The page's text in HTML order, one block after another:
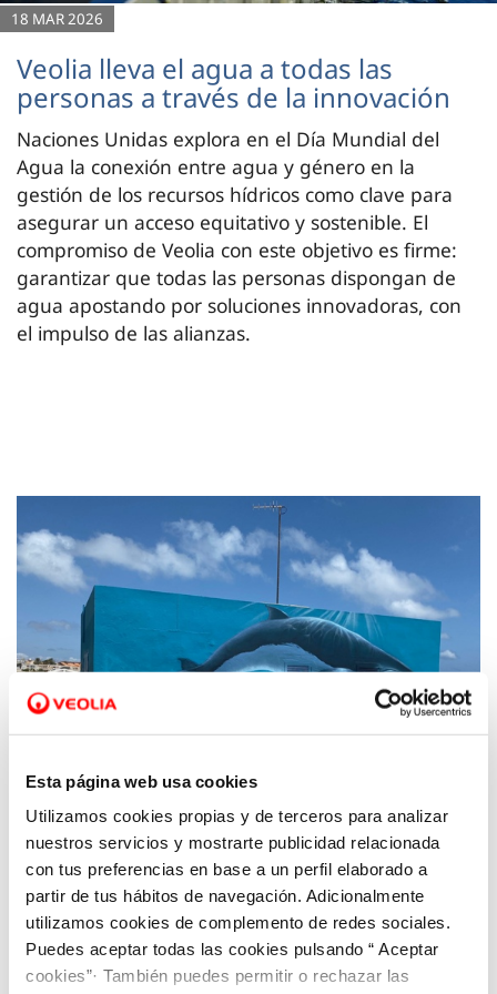
Esta página web usa cookies
Utilizamos cookies propias y de terceros para analizar
nuestros servicios y mostrarte publicidad relacionada
con tus preferencias en base a un perfil elaborado a
partir de tus hábitos de navegación. Adicionalmente
utilizamos cookies de complemento de redes sociales.
Puedes aceptar todas las cookies pulsando “ Aceptar
cookies”· También puedes permitir o rechazar las
18 MAR 2026
Veolia lleva el agua a todas las
personas a través de la innovación
Naciones Unidas explora en el Día Mundial del
Agua la conexión entre agua y género en la
gestión de los recursos hídricos como clave para
asegurar un acceso equitativo y sostenible. El
compromiso de Veolia con este objetivo es firme:
garantizar que todas las personas dispongan de
agua apostando por soluciones innovadoras, con
el impulso de las alianzas.
15 JUL 2021
Pinturas paisajísticas para mejorar el
exterior de los bombeos de La Manga y
embellecer el entorno